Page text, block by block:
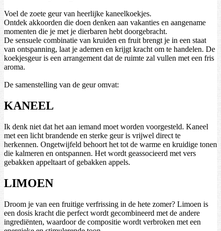
Voel de zoete geur van heerlijke kaneelkoekjes.
Ontdek akkoorden die doen denken aan vakanties en aangename
momenten die je met je dierbaren hebt doorgebracht.
De sensuele combinatie van kruiden en fruit brengt je in een staat
van ontspanning, laat je ademen en krijgt kracht om te handelen. De
koekjesgeur is een arrangement dat de ruimte zal vullen met een fris
aroma.
De samenstelling van de geur omvat:
KANEEL
Ik denk niet dat het aan iemand moet worden voorgesteld. Kaneel
met een licht brandende en sterke geur is vrijwel direct te
herkennen. Ongetwijfeld behoort het tot de warme en kruidige tonen
die kalmeren en ontspannen. Het wordt geassocieerd met vers
gebakken appeltaart of gebakken appels.
LIMOEN
Droom je van een fruitige verfrissing in de hete zomer? Limoen is
een dosis kracht die perfect wordt gecombineerd met de andere
ingrediënten, waardoor de compositie wordt verbroken met een